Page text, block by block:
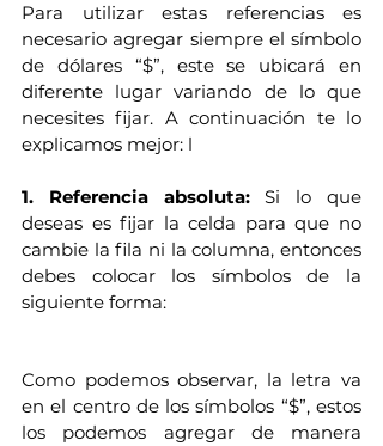
Para utilizar estas referencias es
necesario agregar siempre el símbolo
de dólares “$”, este se ubicará en
diferente lugar variando de lo que
necesites fijar. A continuación te lo
explicamos mejor: l
1. Referencia absoluta: Si lo que
deseas es fijar la celda para que no
cambie la fila ni la columna, entonces
debes colocar los símbolos de la
siguiente forma:
Como podemos observar, la letra va
en el centro de los símbolos “$”, estos
los podemos agregar de manera